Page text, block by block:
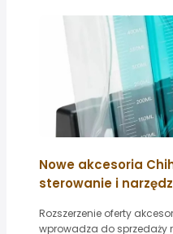
Nowe akcesoria
sterowanie i
Rozszerzenie oferty
wprowadza do sprzedaży